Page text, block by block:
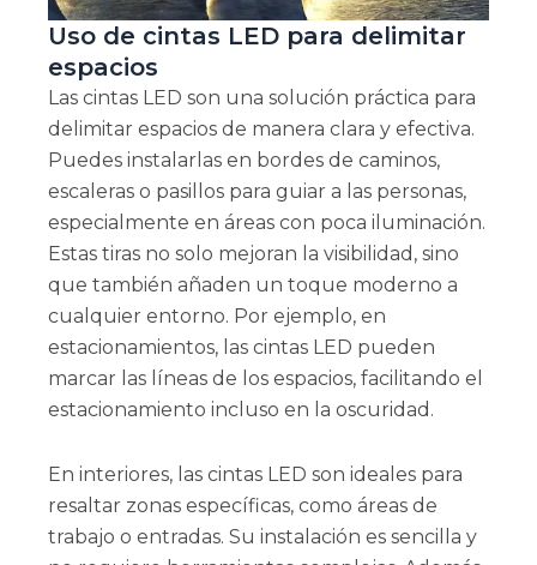
Uso de cintas LED para delimitar
espacios
Las cintas LED son una solución práctica para
delimitar espacios de manera clara y efectiva.
Puedes instalarlas en bordes de caminos,
escaleras o pasillos para guiar a las personas,
especialmente en áreas con poca iluminación.
Estas tiras no solo mejoran la visibilidad, sino
que también añaden un toque moderno a
cualquier entorno. Por ejemplo, en
estacionamientos, las cintas LED pueden
marcar las líneas de los espacios, facilitando el
estacionamiento incluso en la oscuridad.
En interiores, las cintas LED son ideales para
resaltar zonas específicas, como áreas de
trabajo o entradas. Su instalación es sencilla y